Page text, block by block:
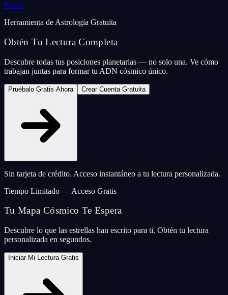
Pisces
Herramienta de Astrología Gratuita
Obtén Tu Lectura Completa
Descubre todas tus posiciones planetarias — no solo una. Ve cómo
trabajan juntas para formar tu ADN cósmico único.
Pruébalo Gratis Ahora Crear Cuenta Gratuita
Sin tarjeta de crédito. Acceso instantáneo a tu lectura personalizada.
Tiempo Limitado — Acceso Gratis
Tu Mapa Cósmico Te Espera
Descubre lo que las estrellas han escrito para ti. Obtén tu lectura
personalizada en segundos.
Iniciar Mi Lectura Gratis